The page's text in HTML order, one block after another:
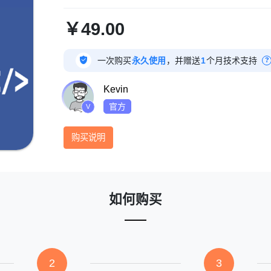
￥49.00
 一次购买永久使用 ，并赠送1个月技术支持 ?
V
Kevin
官方
购买说明
如何购买
2 3